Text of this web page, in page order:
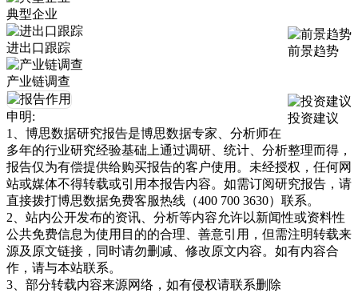
典型企业
前景趋势
进出口跟踪
产业链调查
投资建议
申明:
1、博思数据研究报告是博思数据专家、分析师在
多年的行业研究经验基础上通过调研、统计、分析整理而得，
报告仅为有偿提供给购买报告的客户使用。未经授权，任何网
站或媒体不得转载或引用本报告内容。如需订阅研究报告，请
直接拨打博思数据免费客服热线（400 700 3630）联系。
2、站内公开发布的资讯、分析等内容允许以新闻性或资料性
公共免费信息为使用目的的合理、善意引用，但需注明转载来
源及原文链接，同时请勿删减、修改原文内容。如有内容合
作，请与本站联系。
3、部分转载内容来源网络，如有侵权请联系删除